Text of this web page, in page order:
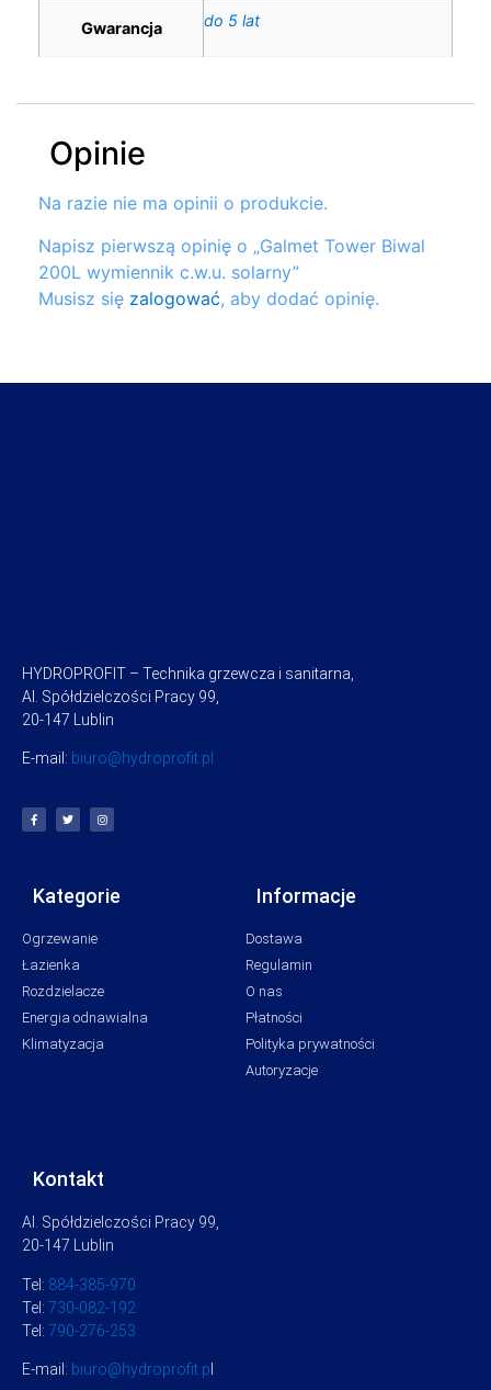
Gwarancja do 5 lat
Opinie
Na razie nie ma opinii o produkcie.
Napisz pierwszą opinię o „Galmet Tower Biwal
200L wymiennik c.w.u. solarny”
Musisz się zalogować, aby dodać opinię.
HYDROPROFIT – Technika grzewcza i sanitarna,
Al. Spółdzielczości Pracy 99,
20-147 Lublin
E-mail: biuro@hydroprofit.pl
Kategorie
Ogrzewanie
Łazienka
Rozdzielacze
Energia odnawialna
Klimatyzacja
Informacje
Dostawa
Regulamin
O nas
Płatności
Polityka prywatności
Autoryzacje
Kontakt
Al. Spółdzielczości Pracy 99,
20-147 Lublin
Tel: 884-385-970
Tel: 730-082-192
Tel: 790-276-253
E-mail: biuro@hydroprofit.p